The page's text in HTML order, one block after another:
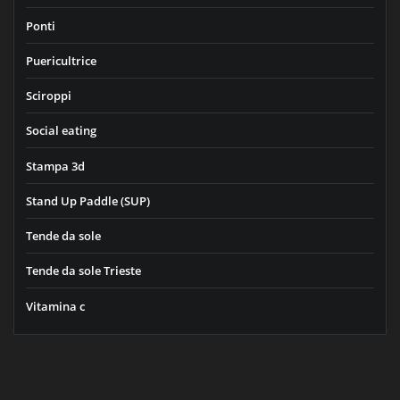
Ponti
Puericultrice
Sciroppi
Social eating
Stampa 3d
Stand Up Paddle (SUP)
Tende da sole
Tende da sole Trieste
Vitamina c